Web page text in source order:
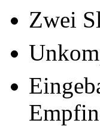
Zwei